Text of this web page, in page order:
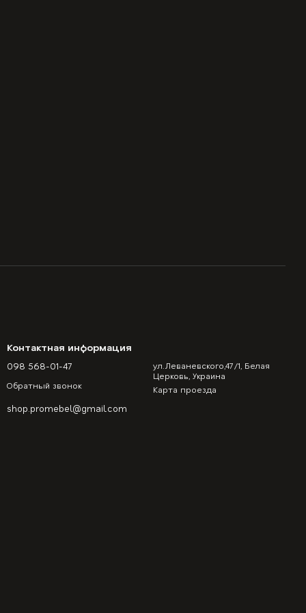
Контактная информация
098 568-01-47
Обратный звонок
shop.promebel@gmail.com
ул.Леваневского,47/1, Белая
Церковь, Украина
Карта проезда